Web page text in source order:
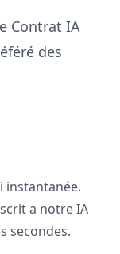
Contrat IA
des
instantanée.
a notre IA
secondes.